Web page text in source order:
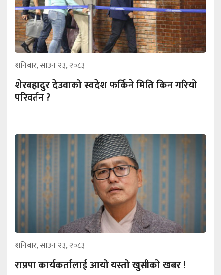
शनिबार, साउन २३, २०८३
शेरबहादुर देउवाको स्वदेश फर्किने मिति किन गरियो
परिवर्तन ?
शनिबार, साउन २३, २०८३
राप्रपा कार्यकर्तालाई आयो यस्तो खुसीको खबर !